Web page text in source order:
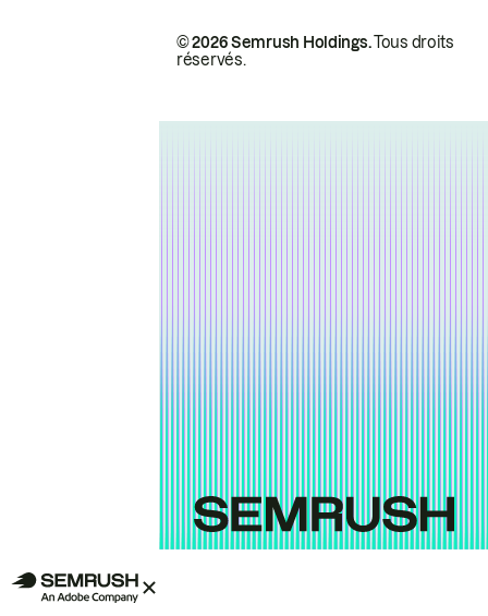
© 2026 Semrush Holdings.Tous droits
réservés.